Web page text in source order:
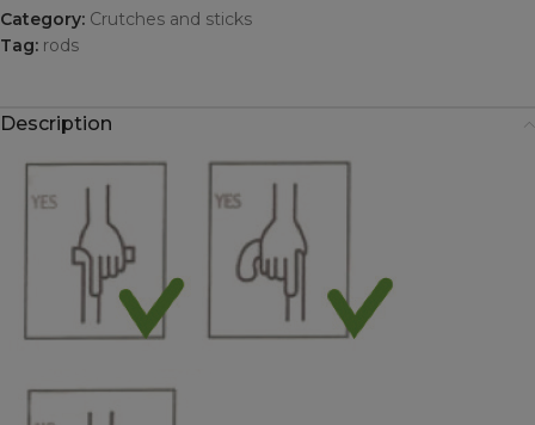
Category: Crutches and sticks
Tag: rods
Description